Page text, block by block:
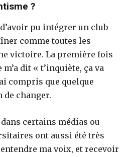
?
pu intégrer un club
comme toutes les
victoire. La première fois
dit « t’inquiète, ça va
compris que quelque
de changer.
certains médias ou
ont aussi été très
ma voix, et recevoir